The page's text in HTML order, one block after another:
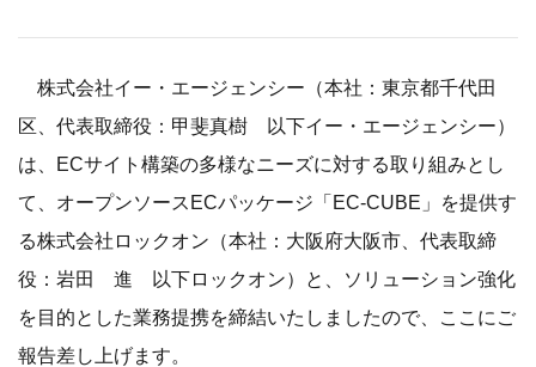
株式会社イー・エージェンシー（本社：東京都千代田
区、代表取締役：甲斐真樹 以下イー・エージェンシー）
は、ECサイト構築の多様なニーズに対する取り組みとし
て、オープンソースECパッケージ「EC-CUBE」を提供す
る株式会社ロックオン（本社：大阪府大阪市、代表取締
役：岩田 進 以下ロックオン）と、ソリューション強化
を目的とした業務提携を締結いたしましたので、ここにご
報告差し上げます。